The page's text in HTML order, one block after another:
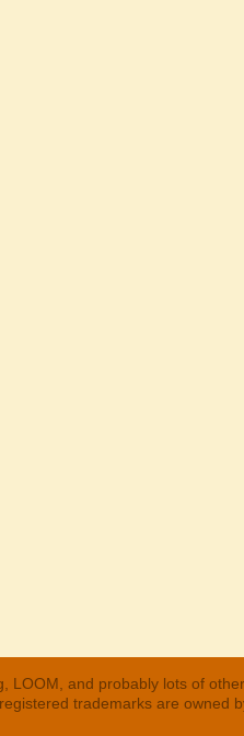
LOOM, and probably lots of
trademarks are owned